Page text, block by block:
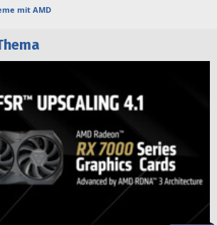
mit AMD